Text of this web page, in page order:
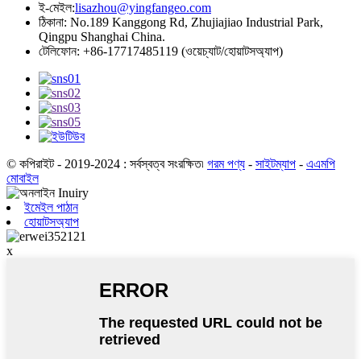
ই-মেইল:lisazhou@yingfangeo.com
ঠিকানা: No.189 Kanggong Rd, Zhujiajiao Industrial Park,
Qingpu Shanghai China.
টেলিফোন: +86-17717485119 (ওয়েচ্যাট/হোয়াটসঅ্যাপ)
© কপিরাইট - 2019-2024 : সর্বস্বত্ব সংরক্ষিত৷ গরম পণ্য - সাইটম্যাপ - এএমপি
মোবাইল
ইমেইল পাঠান
হোয়াটসঅ্যাপ
x